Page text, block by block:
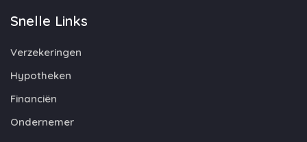
Snelle Links
Verzekeringen
Hypotheken
Financiën
Ondernemer